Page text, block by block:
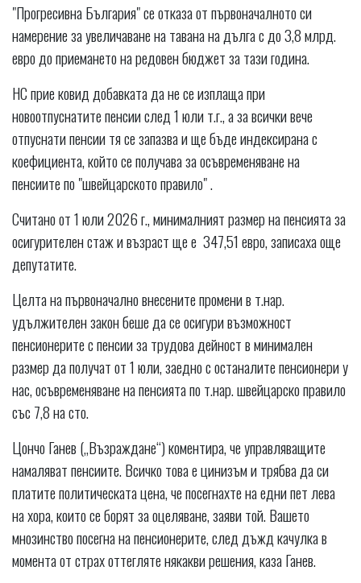
"Прогресивна България" се отказа от първоначалното си
намерение за увеличаване на тавана на дълга с до 3,8 млрд.
евро до приемането на редовен бюджет за тази година.
НС прие ковид добавката да не се изплаща при
новоотпуснатите пенсии след 1 юли т.г., а за всички вече
отпуснати пенсии тя се запазва и ще бъде индексирана с
коефициента, който се получава за осъвременяване на
пенсиите по "швейцарското правило" .
Считано от 1 юли 2026 г., минималният размер на пенсията за
осигурителен стаж и възраст ще е 347,51 евро, записаха още
депутатите.
Целта на първоначално внесените промени в т.нар.
удължителен закон беше да се осигури възможност
пенсионерите с пенсии за трудова дейност в минимален
размер да получат от 1 юли, заедно с останалите пенсионери у
нас, осъвременяване на пенсията по т.нар. швейцарско правило
със 7,8 на сто.
Цончо Ганев („Възраждане“) коментира, че управляващите
намаляват пенсиите. Всичко това е цинизъм и трябва да си
платите политическата цена, че посегнахте на едни пет лева
на хора, които се борят за оцеляване, заяви той. Вашето
мнозинство посегна на пенсионерите, след дъжд качулка в
момента от страх оттегляте някакви решения, каза Ганев.